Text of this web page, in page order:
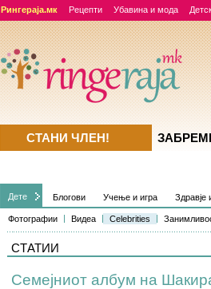
Рингераја.мк Рецепти Убавина и мода
Дете Блогови Учење и игра Здравје
Фотографии Видеа Celebrities
СТАТИИ
Семејниот албум на
СТАНИ ЧЛЕН!